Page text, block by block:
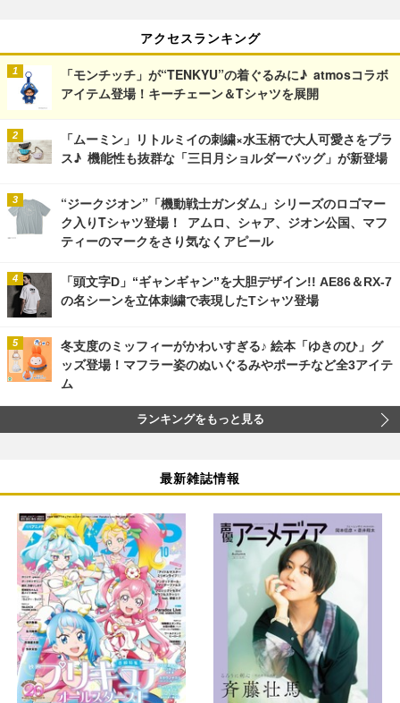
アクセスランキング
「モンチッチ」が“TENKYU”の着ぐるみに♪ atmosコラボ
アイテム登場！キーチェーン＆Tシャツを展開
「ムーミン」リトルミイの刺繍×水玉柄で大人可愛さをプラ
ス♪ 機能性も抜群な「三日月ショルダーバッグ」が新登場
“ジークジオン”「機動戦士ガンダム」シリーズのロゴマー
ク入りTシャツ登場！ アムロ、シャア、ジオン公国、マフ
ティーのマークをさり気なくアピール
「頭文字D」“ギャンギャン”を大胆デザイン!! AE86＆RX-7
の名シーンを立体刺繍で表現したTシャツ登場
冬支度のミッフィーがかわいすぎる♪ 絵本「ゆきのひ」グ
ッズ登場！マフラー姿のぬいぐるみやポーチなど全3アイテ
ム
ランキングをもっと見る
最新雑誌情報